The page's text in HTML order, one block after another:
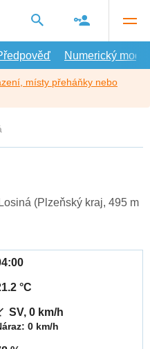
Numerický model
místy přeháňky nebo
(Plzeňský kraj, 495 m
°C
SV, 0 km/h
0 km/h